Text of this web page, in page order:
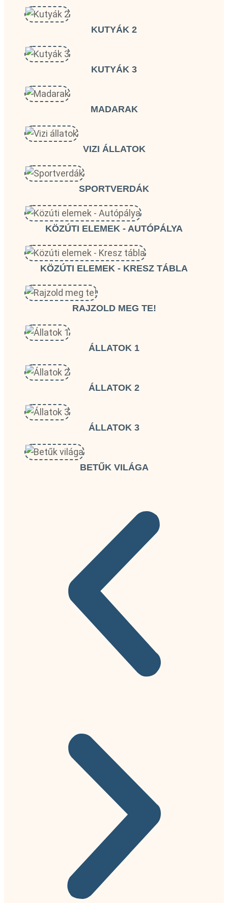
KUTYÁK 2
KUTYÁK 3
MADARAK
VIZI ÁLLATOK
SPORTVERDÁK
KÖZÚTI ELEMEK - AUTÓPÁLYA
KÖZÚTI ELEMEK - KRESZ TÁBLA
RAJZOLD MEG TE!
ÁLLATOK 1
ÁLLATOK 2
ÁLLATOK 3
BETŰK VILÁGA